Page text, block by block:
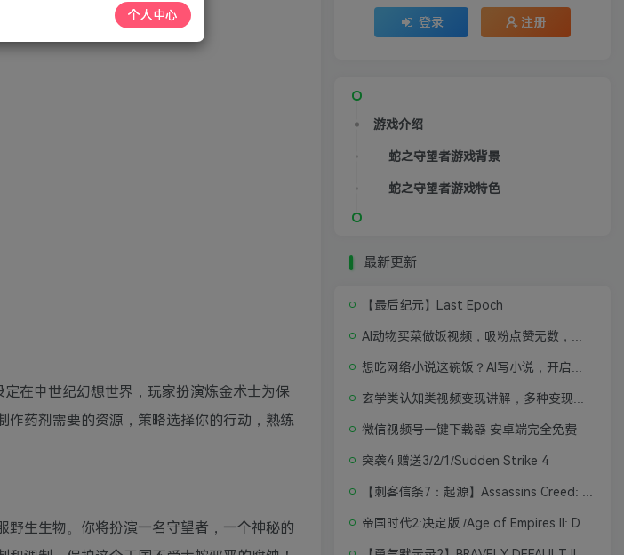
在中世纪幻想世界，玩家扮演炼金术士为保
作药剂需要的资源，策略选择你的行动，熟练
生生物。你将扮演一名守望者，一个神秘的
登录 注册
游戏介绍
蛇之守望者游戏背景
蛇之守望者游戏特色
最新更新
【最后纪元】Last Epoch
微信视频号一键下载器 安卓端完全免费
突袭4 赠送3/2/1/Sudden Strike 4
个人中心